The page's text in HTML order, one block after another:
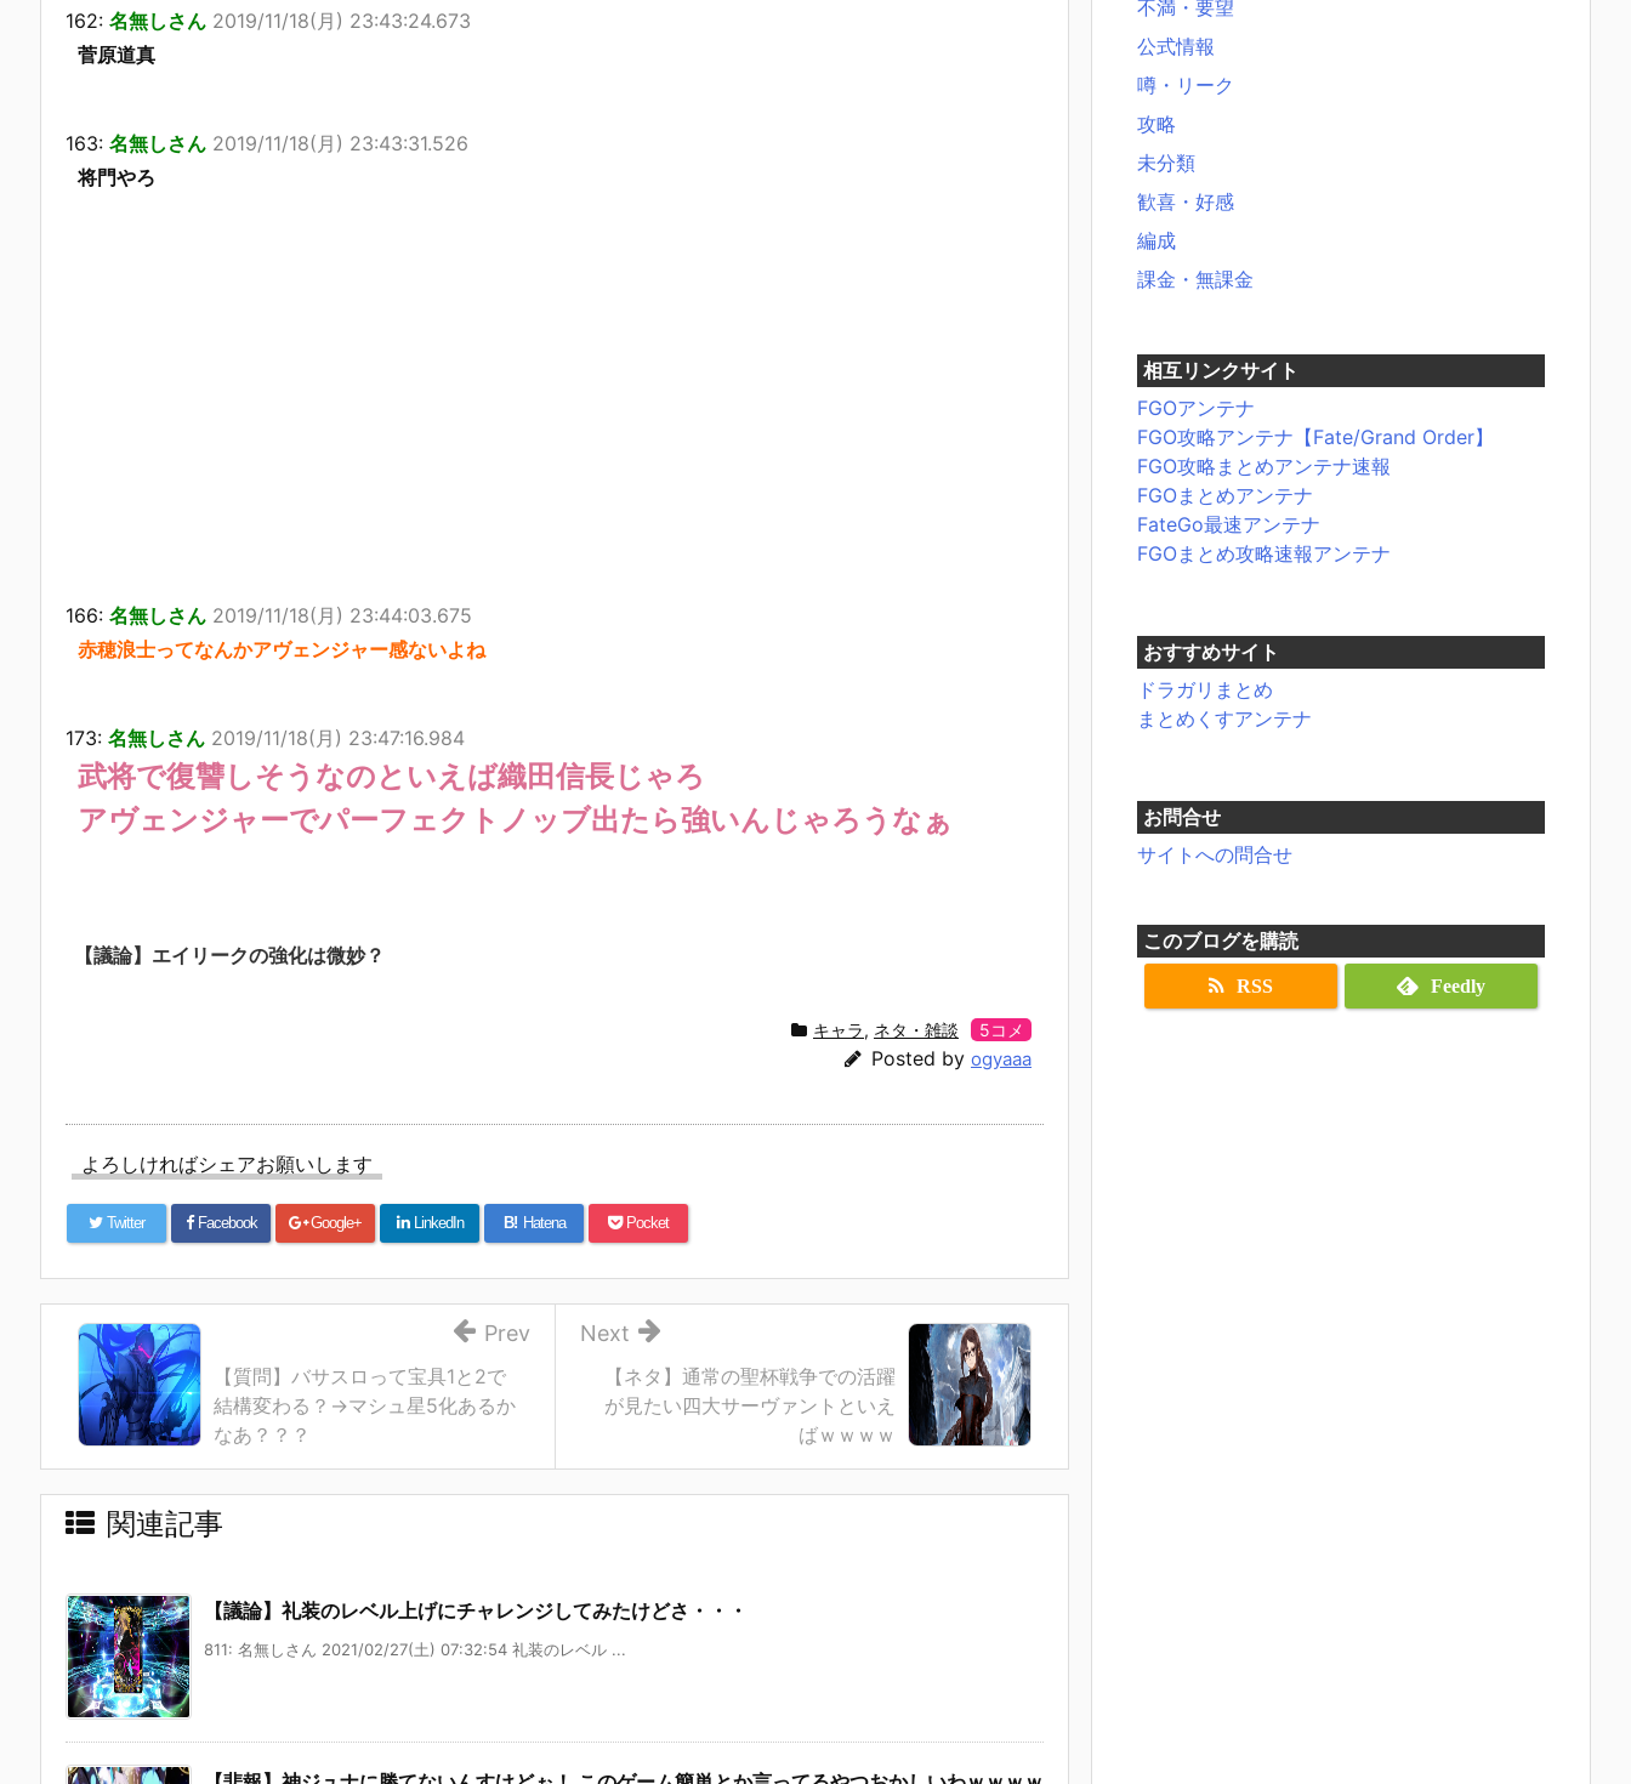
162: 名無しさん 2019/11/18(月) 23:43:24.673
菅原道真
163: 名無しさん 2019/11/18(月) 23:43:31.526
将門やろ
166: 名無しさん 2019/11/18(月) 23:44:03.675
赤穂浪士ってなんかアヴェンジャー感ないよね
173: 名無しさん 2019/11/18(月) 23:47:16.984
武将で復讐しそうなのといえば織田信長じゃろ
アヴェンジャーでパーフェクトノッブ出たら強いんじゃろうなぁ
【議論】エイリークの強化は微妙？
キャラ, ネタ・雑談 5コメ
Posted by ogyaaa
よろしければシェアお願いします
Twitter Facebook Google+ LinkedIn B! Hatena Pocket
【ネタ】通常の聖杯戦争での活躍
が見たい四大サーヴァントといえ
ばｗｗｗｗ
Next
【質問】バサスロって宝具1と2で
結構変わる？→マシュ星5化あるか
なあ？？？
Prev
関連記事
【議論】礼装のレベル上げにチャレンジしてみたけどさ・・・
811: 名無しさん 2021/02/27(土) 07:32:54 礼装のレベル ...
不満・要望
公式情報
噂・リーク
攻略
未分類
歓喜・好感
編成
課金・無課金
相互リンクサイト
FGOアンテナ
FGO攻略アンテナ【Fate/Grand Order】
FGO攻略まとめアンテナ速報
FGOまとめアンテナ
FateGo最速アンテナ
FGOまとめ攻略速報アンテナ
おすすめサイト
ドラガリまとめ
まとめくすアンテナ
お問合せ
サイトへの問合せ
このブログを購読
RSS Feedly